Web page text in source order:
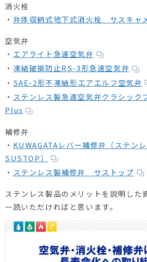
消火栓
・ 弁体収納式地下式消火栓 サスキャ
空気弁
・ エアライト急速空気弁
・ 凍結破損防止RS-3形急速空気弁
・ SAE-2形不凍結形エアエルフ空気弁
・ ステンレス製急速空気弁クラシック
Plus
補修弁
・ KUWAGATAレバー補修弁（ステン
SUSTOP）
・ ステンレス製補修弁 サストップ
ステンレス製品のメリットを説明した
一読いただければと思います。